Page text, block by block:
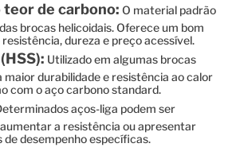
teor de carbono: O material padrão
brocas helicoidais. Oferece um bom
dureza e preço acessível.
Utilizado em algumas brocas
maior durabilidade e resistência ao calor
com o aço carbono standard.
aços-liga podem ser
a resistência ou apresentar
desempenho específicas.